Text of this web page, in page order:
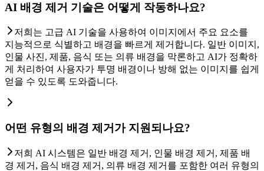
AI 배경 제거 기술은 어떻게 작동하나요?
저희는 고급 AI 기술을 사용하여 이미지에서 주요 요소를
지능적으로 식별하고 배경을 빠르게 제거합니다. 일반 이미지,
인물 사진, 제품, 음식 또는 의류 배경을 막론하고 AI가 정확하
게 처리하여 사용자가 투명 배경이나 방해 없는 이미지를 쉽게
얻을 수 있도록 도와줍니다.
어떤 유형의 배경 제거가 지원되나요?
저희 AI 시스템은 일반 배경 제거, 인물 배경 제거, 제품 배
경 제거, 음식 배경 제거, 의류 배경 제거를 포함한 여러 유형의